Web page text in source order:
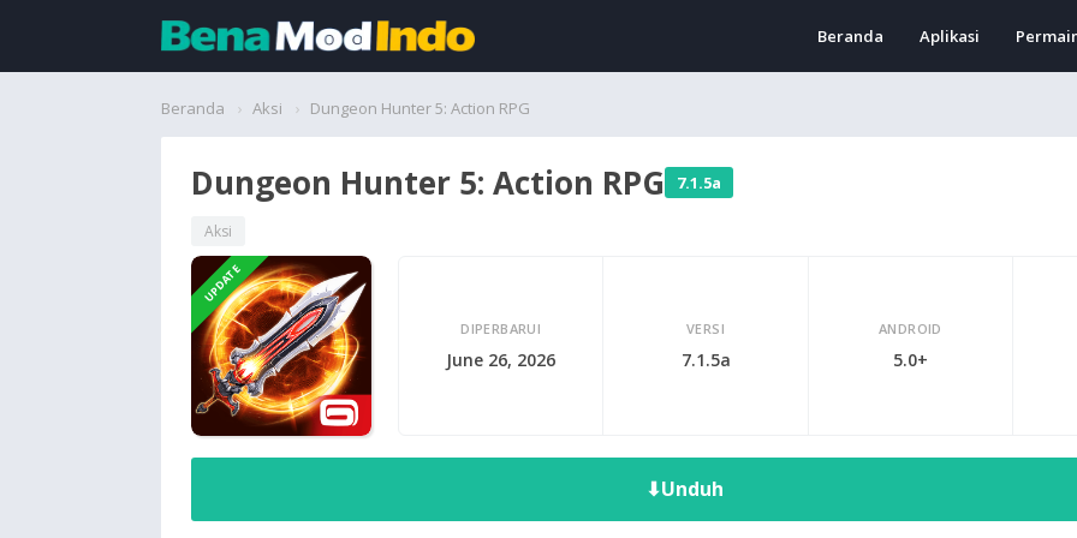
Beranda Aplikasi
Beranda Aksi Dungeon Hunter 5: Action RPG
Dungeon Hunter 5: Action RPG 7.1.5a
Aksi
UPDATE
DIPERBARUI
June 26, 2026
VERSI
7.1.5a
ANDROID
5.0+
⬇Unduh